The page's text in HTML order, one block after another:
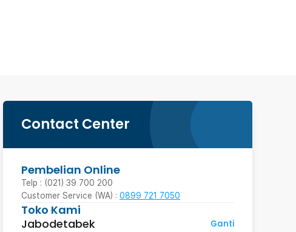
Contact Center
Pembelian Online
Telp : (021) 39 700 200
Customer Service (WA) : 0899 721 7050
Toko Kami
Jabodetabek
Ganti